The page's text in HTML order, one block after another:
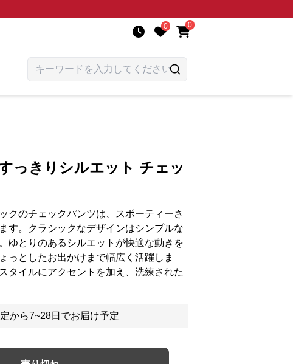
0 0
っきりシルエット チェッ
クのチェックパンツは、スポーティーさ
す。クラシックなデザインはシンプルな
ゆとりのあるシルエットが快適な動きを
っとしたお出かけまで幅広く活躍しま
タイルにアクセントを加え、洗練された
から7~28日でお届け予定